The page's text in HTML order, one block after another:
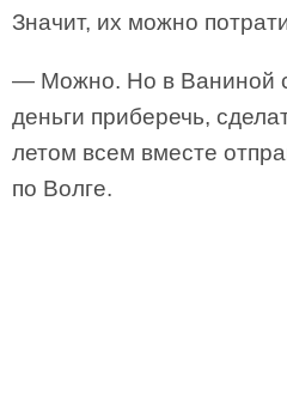
Значит, их можно
— Можно. Но в Ваниной
деньги приберечь,
летом всем вместе
по Волге.